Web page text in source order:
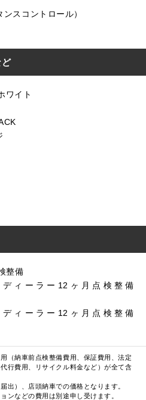
スコントロール）
ワイト
整備
ィーラー12ヶ月点検整備
ィーラー12ヶ月点検整備
（納車前点検整備費用、保証費用、法定
行費用、リサイクル料金など）が全て含
出）、店頭納車での価格となります。
ンなどの費用は別途申し受けます。